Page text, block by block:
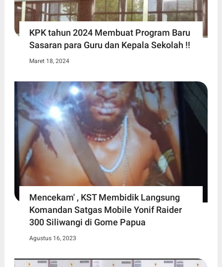
KPK tahun 2024 Membuat Program Baru
Sasaran para Guru dan Kepala Sekolah !!
Maret 18, 2024
Mencekam' , KST Membidik Langsung
Komandan Satgas Mobile Yonif Raider
300 Siliwangi di Gome Papua
Agustus 16, 2023